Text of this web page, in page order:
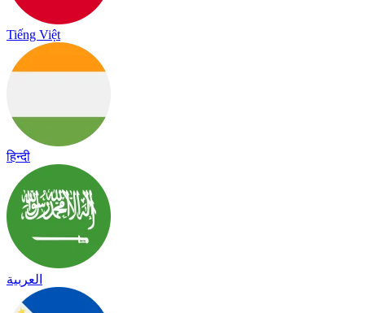
Tiếng Việt
हिन्दी
العربية